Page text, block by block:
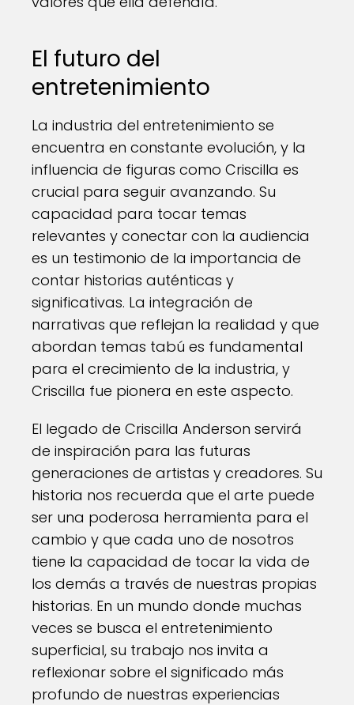
El futuro del
entretenimiento
La industria del entretenimiento se
encuentra en constante evolución, y la
influencia de figuras como Criscilla es
crucial para seguir avanzando. Su
capacidad para tocar temas
relevantes y conectar con la audiencia
es un testimonio de la importancia de
contar historias auténticas y
significativas. La integración de
narrativas que reflejan la realidad y que
abordan temas tabú es fundamental
para el crecimiento de la industria, y
Criscilla fue pionera en este aspecto.
El legado de Criscilla Anderson servirá
de inspiración para las futuras
generaciones de artistas y creadores. Su
historia nos recuerda que el arte puede
ser una poderosa herramienta para el
cambio y que cada uno de nosotros
tiene la capacidad de tocar la vida de
los demás a través de nuestras propias
historias. En un mundo donde muchas
veces se busca el entretenimiento
superficial, su trabajo nos invita a
reflexionar sobre el significado más
profundo de nuestras experiencias